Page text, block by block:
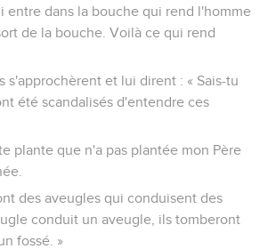
entre dans la bouche qui rend l'homme
de la bouche. Voilà ce qui rend
s'approchèrent et lui dirent : « Sais-tu
été scandalisés d'entendre ces
plante que n'a pas plantée mon Père
des aveugles qui conduisent des
conduit un aveugle, ils tomberont
fossé. »